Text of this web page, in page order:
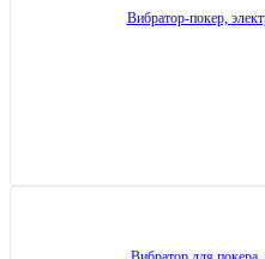
Вибратор-покер,